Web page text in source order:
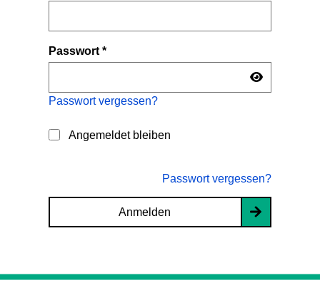
Passwort*
Passwort vergessen?
Angemeldet bleiben
Passwort vergessen?
Anmelden